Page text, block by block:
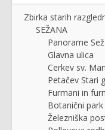
Zbirka starih
SEŽANA
Panorame
Glavna ulica
Cerkev sv.
Petačev Stari
Furmani in
Botanični park
Železniška